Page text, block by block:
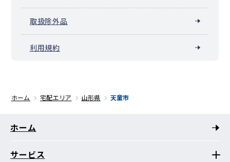
取扱除外品
利用規約
ホーム 宅配エリア 山形県 天童市
ホーム
サービス